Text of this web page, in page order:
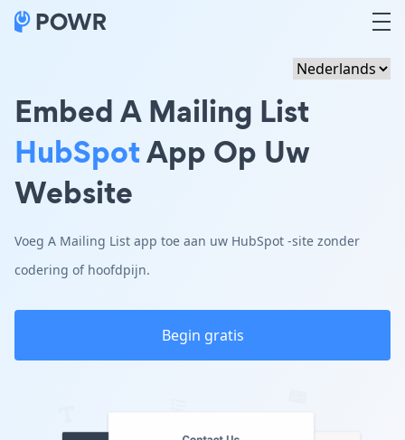
Embed A Mailing List
HubSpotApp Op Uw
Website
Voeg A Mailing List app toe aan uw HubSpot -site zonder
codering of hoofdpijn.
Begin gratis